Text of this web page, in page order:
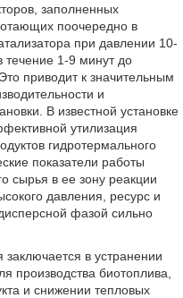
заполненных
поочередно в
при давлении 10-
1-9 минут до
приводит к значительным
и
В известной установке
утилизация
гидротермального
показатели работы
сырья в ее зону реакции
давления, ресурс и
фазой сильно
заключается в устранении
производства биотоплива,
и снижении тепловых